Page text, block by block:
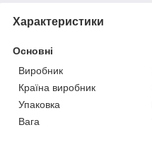
Характеристики
Основні
Виробник
Країна виробник
Упаковка
Вага